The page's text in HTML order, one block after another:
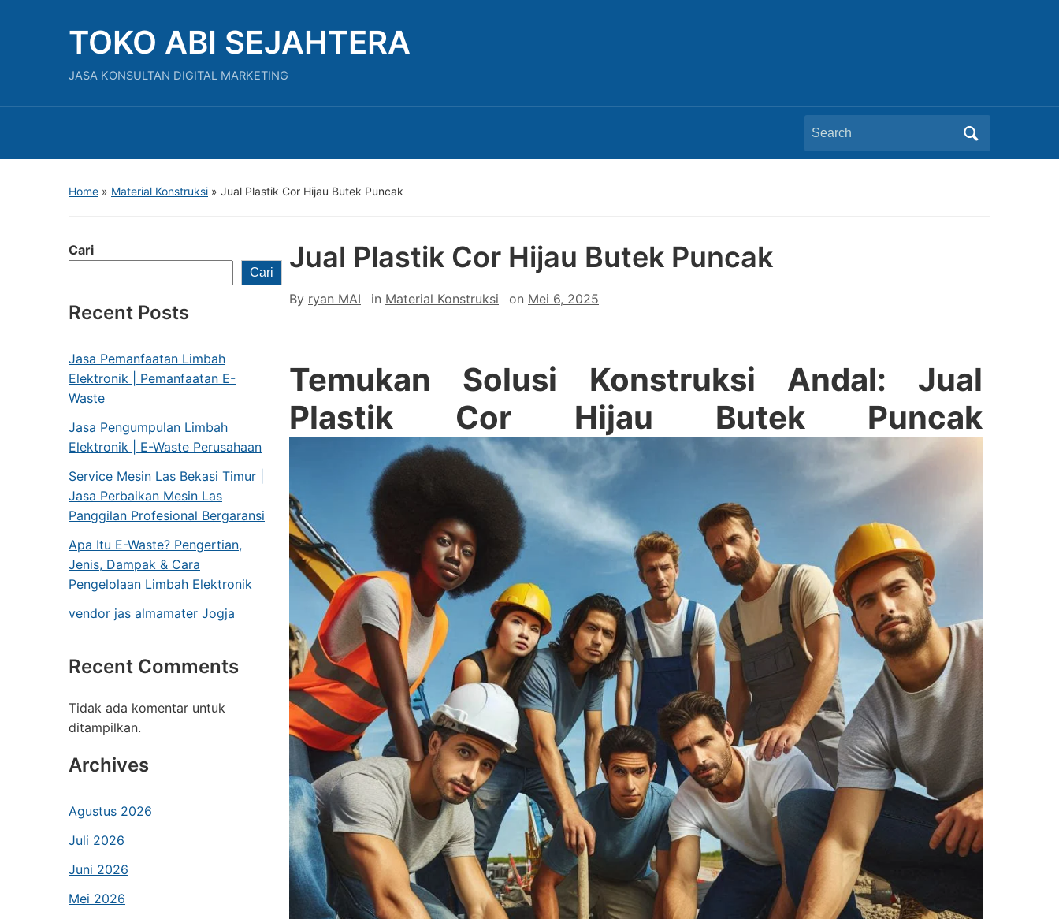
TOKO ABI SEJAHTERA
JASA KONSULTAN DIGITAL MARKETING
Search
for:
Home » Material Konstruksi » Jual Plastik Cor Hijau Butek Puncak
Cari
Cari
Recent Posts
Jasa Pemanfaatan Limbah
Elektronik | Pemanfaatan E-
Waste
Jasa Pengumpulan Limbah
Elektronik | E-Waste Perusahaan
Service Mesin Las Bekasi Timur |
Jasa Perbaikan Mesin Las
Panggilan Profesional Bergaransi
Apa Itu E-Waste? Pengertian,
Jenis, Dampak & Cara
Pengelolaan Limbah Elektronik
vendor jas almamater Jogja
Recent Comments
Tidak ada komentar untuk
ditampilkan.
Archives
Agustus 2026
Juli 2026
Juni 2026
Mei 2026
Jual Plastik Cor Hijau Butek Puncak
By ryan MAI in Material Konstruksi on Mei 6, 2025
Temukan Solusi Konstruksi Andal: Jual
Plastik Cor Hijau Butek Puncak